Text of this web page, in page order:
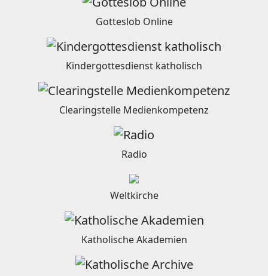
Gotteslob Online
Kindergottesdienst katholisch
Clearingstelle Medienkompetenz
Radio
Weltkirche
Katholische Akademien